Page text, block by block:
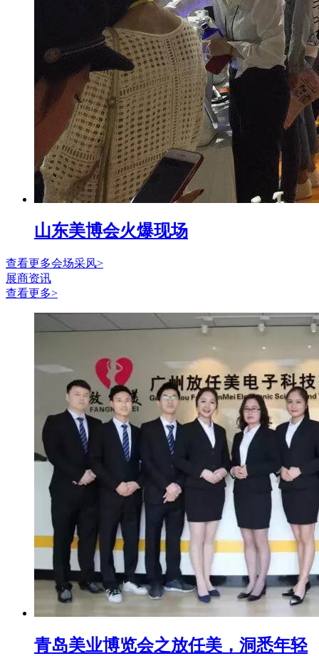
山东美博会火爆现场
查看更多会场采风>
展商资讯
查看更多>
青岛美业博览会之放任美，洞悉年轻